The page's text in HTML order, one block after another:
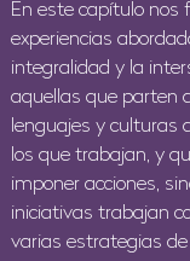
En este capítulo nos
experiencias
integralidad y la
aquellas que parten
lenguajes y culturas
los que trabajan, y
imponer acciones,
iniciativas trabajan
varias estrategias de